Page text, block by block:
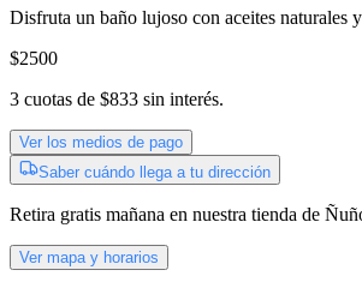
Disfruta un baño lujoso con aceites naturales
$2500
3 cuotas de $833 sin interés.
Ver los medios de pago
Saber cuándo llega a tu dirección
Retira gratis mañana en nuestra tienda de
Ver mapa y horarios